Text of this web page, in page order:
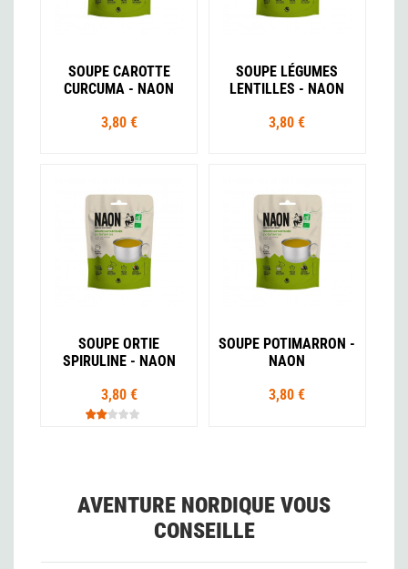
SOUPE CAROTTE
CURCUMA - NAON
3,80 €
SOUPE LÉGUMES
LENTILLES - NAON
3,80 €
SOUPE ORTIE
SPIRULINE - NAON
3,80 €
SOUPE POTIMARRON -
NAON
3,80 €
AVENTURE NORDIQUE VOUS
CONSEILLE